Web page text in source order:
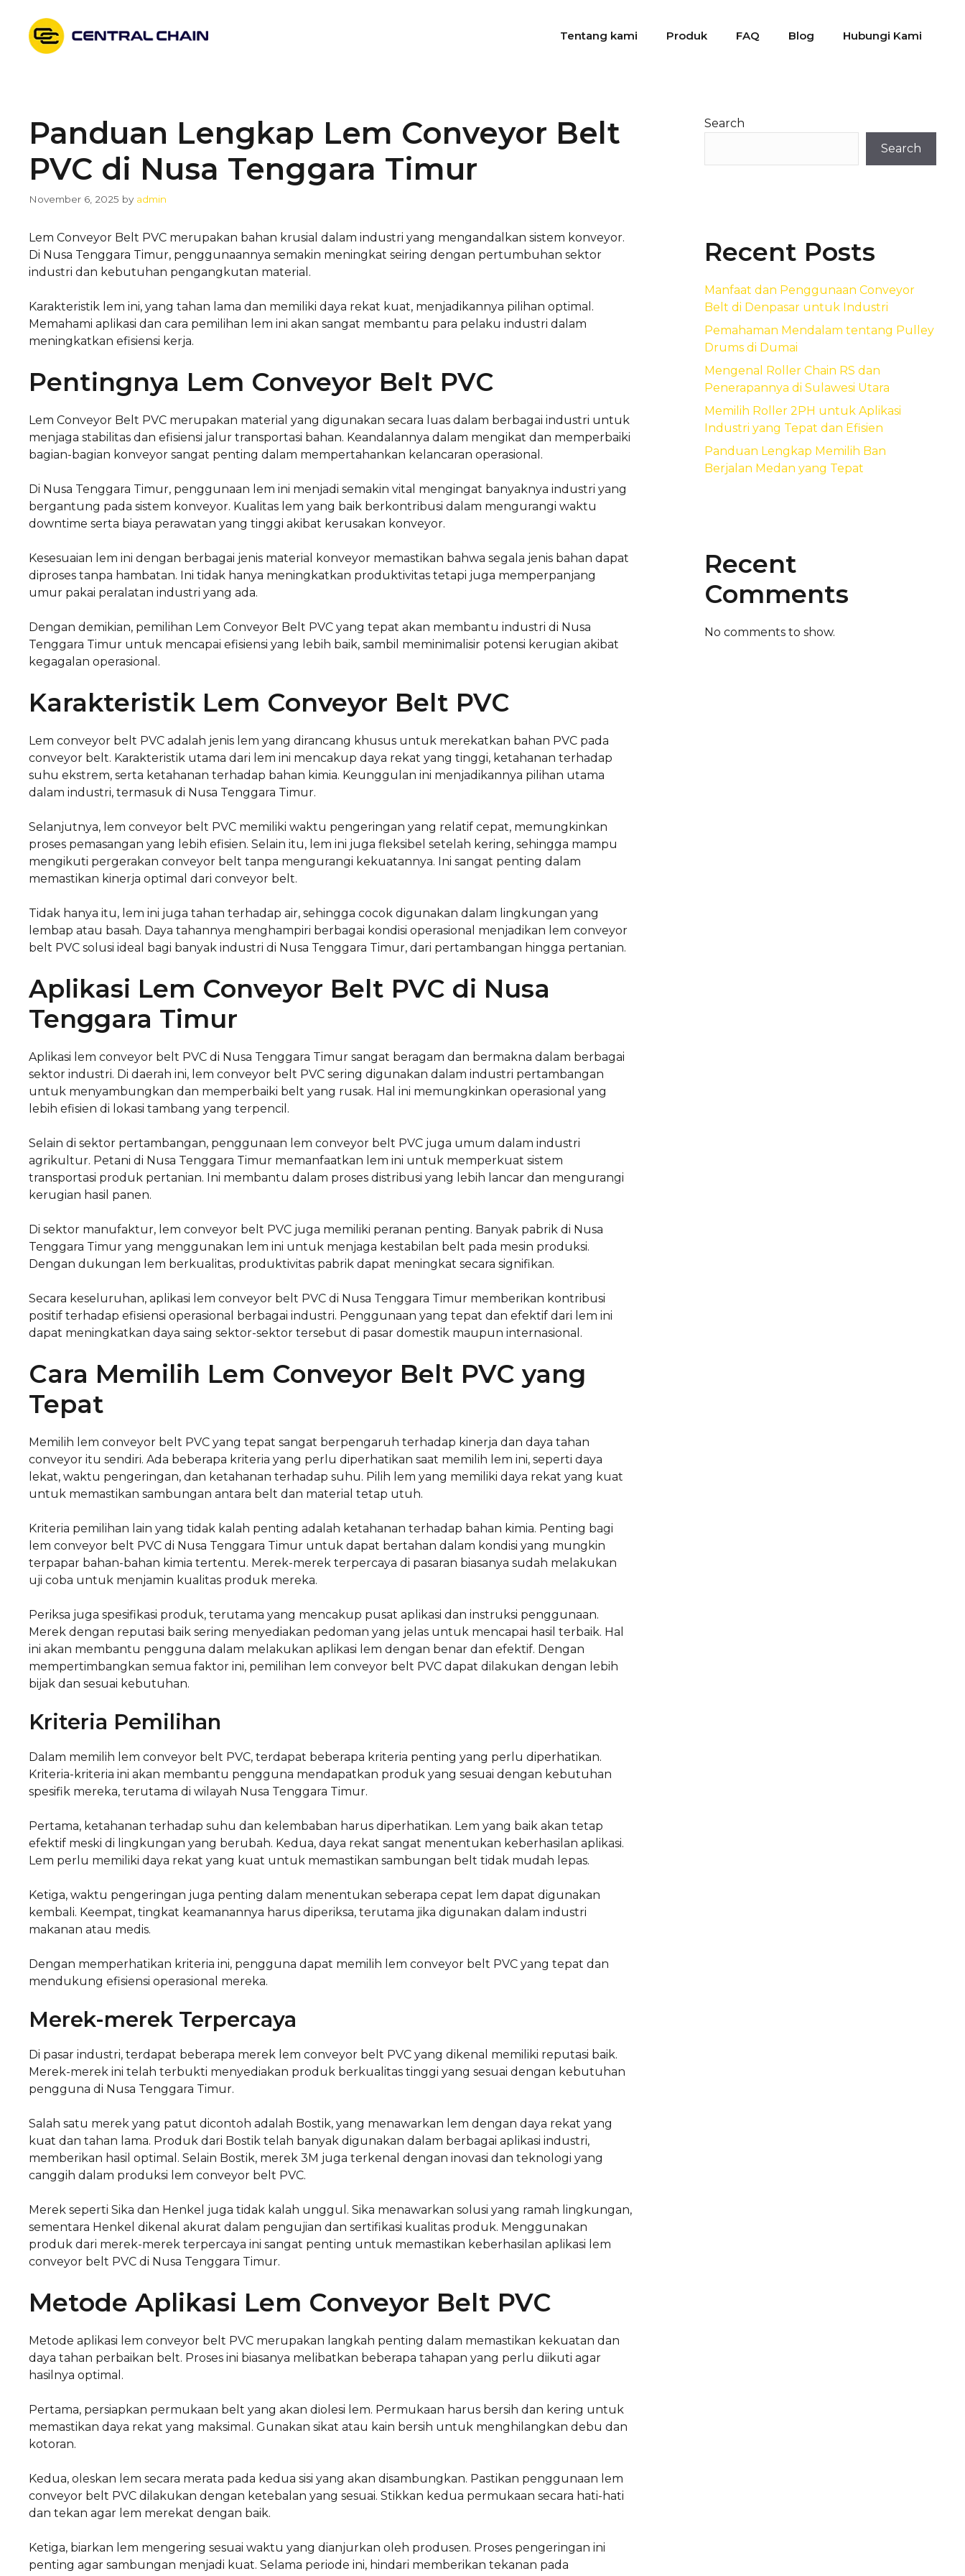
content
Tentang kami Produk FAQ Blog Hubungi Kami
Panduan Lengkap Lem Conveyor Belt
PVC di Nusa Tenggara Timur
November 6, 2025 by admin
Lem Conveyor Belt PVC merupakan bahan krusial dalam industri yang mengandalkan sistem konveyor.
Di Nusa Tenggara Timur, penggunaannya semakin meningkat seiring dengan pertumbuhan sektor
industri dan kebutuhan pengangkutan material.
Karakteristik lem ini, yang tahan lama dan memiliki daya rekat kuat, menjadikannya pilihan optimal.
Memahami aplikasi dan cara pemilihan lem ini akan sangat membantu para pelaku industri dalam
meningkatkan efisiensi kerja.
Pentingnya Lem Conveyor Belt PVC
Lem Conveyor Belt PVC merupakan material yang digunakan secara luas dalam berbagai industri untuk
menjaga stabilitas dan efisiensi jalur transportasi bahan. Keandalannya dalam mengikat dan memperbaiki
bagian-bagian konveyor sangat penting dalam mempertahankan kelancaran operasional.
Di Nusa Tenggara Timur, penggunaan lem ini menjadi semakin vital mengingat banyaknya industri yang
bergantung pada sistem konveyor. Kualitas lem yang baik berkontribusi dalam mengurangi waktu
downtime serta biaya perawatan yang tinggi akibat kerusakan konveyor.
Kesesuaian lem ini dengan berbagai jenis material konveyor memastikan bahwa segala jenis bahan dapat
diproses tanpa hambatan. Ini tidak hanya meningkatkan produktivitas tetapi juga memperpanjang
umur pakai peralatan industri yang ada.
Dengan demikian, pemilihan Lem Conveyor Belt PVC yang tepat akan membantu industri di Nusa
Tenggara Timur untuk mencapai efisiensi yang lebih baik, sambil meminimalisir potensi kerugian akibat
kegagalan operasional.
Karakteristik Lem Conveyor Belt PVC
Lem conveyor belt PVC adalah jenis lem yang dirancang khusus untuk merekatkan bahan PVC pada
conveyor belt. Karakteristik utama dari lem ini mencakup daya rekat yang tinggi, ketahanan terhadap
suhu ekstrem, serta ketahanan terhadap bahan kimia. Keunggulan ini menjadikannya pilihan utama
dalam industri, termasuk di Nusa Tenggara Timur.
Selanjutnya, lem conveyor belt PVC memiliki waktu pengeringan yang relatif cepat, memungkinkan
proses pemasangan yang lebih efisien. Selain itu, lem ini juga fleksibel setelah kering, sehingga mampu
mengikuti pergerakan conveyor belt tanpa mengurangi kekuatannya. Ini sangat penting dalam
memastikan kinerja optimal dari conveyor belt.
Tidak hanya itu, lem ini juga tahan terhadap air, sehingga cocok digunakan dalam lingkungan yang
lembap atau basah. Daya tahannya menghampiri berbagai kondisi operasional menjadikan lem conveyor
belt PVC solusi ideal bagi banyak industri di Nusa Tenggara Timur, dari pertambangan hingga pertanian.
Aplikasi Lem Conveyor Belt PVC di Nusa
Tenggara Timur
Aplikasi lem conveyor belt PVC di Nusa Tenggara Timur sangat beragam dan bermakna dalam berbagai
sektor industri. Di daerah ini, lem conveyor belt PVC sering digunakan dalam industri pertambangan
untuk menyambungkan dan memperbaiki belt yang rusak. Hal ini memungkinkan operasional yang
lebih efisien di lokasi tambang yang terpencil.
Selain di sektor pertambangan, penggunaan lem conveyor belt PVC juga umum dalam industri
agrikultur. Petani di Nusa Tenggara Timur memanfaatkan lem ini untuk memperkuat sistem
transportasi produk pertanian. Ini membantu dalam proses distribusi yang lebih lancar dan mengurangi
kerugian hasil panen.
Di sektor manufaktur, lem conveyor belt PVC juga memiliki peranan penting. Banyak pabrik di Nusa
Tenggara Timur yang menggunakan lem ini untuk menjaga kestabilan belt pada mesin produksi.
Dengan dukungan lem berkualitas, produktivitas pabrik dapat meningkat secara signifikan.
Secara keseluruhan, aplikasi lem conveyor belt PVC di Nusa Tenggara Timur memberikan kontribusi
positif terhadap efisiensi operasional berbagai industri. Penggunaan yang tepat dan efektif dari lem ini
dapat meningkatkan daya saing sektor-sektor tersebut di pasar domestik maupun internasional.
Cara Memilih Lem Conveyor Belt PVC yang
Tepat
Memilih lem conveyor belt PVC yang tepat sangat berpengaruh terhadap kinerja dan daya tahan
conveyor itu sendiri. Ada beberapa kriteria yang perlu diperhatikan saat memilih lem ini, seperti daya
lekat, waktu pengeringan, dan ketahanan terhadap suhu. Pilih lem yang memiliki daya rekat yang kuat
untuk memastikan sambungan antara belt dan material tetap utuh.
Kriteria pemilihan lain yang tidak kalah penting adalah ketahanan terhadap bahan kimia. Penting bagi
lem conveyor belt PVC di Nusa Tenggara Timur untuk dapat bertahan dalam kondisi yang mungkin
terpapar bahan-bahan kimia tertentu. Merek-merek terpercaya di pasaran biasanya sudah melakukan
uji coba untuk menjamin kualitas produk mereka.
Periksa juga spesifikasi produk, terutama yang mencakup pusat aplikasi dan instruksi penggunaan.
Merek dengan reputasi baik sering menyediakan pedoman yang jelas untuk mencapai hasil terbaik. Hal
ini akan membantu pengguna dalam melakukan aplikasi lem dengan benar dan efektif. Dengan
mempertimbangkan semua faktor ini, pemilihan lem conveyor belt PVC dapat dilakukan dengan lebih
bijak dan sesuai kebutuhan.
Kriteria Pemilihan
Dalam memilih lem conveyor belt PVC, terdapat beberapa kriteria penting yang perlu diperhatikan.
Kriteria-kriteria ini akan membantu pengguna mendapatkan produk yang sesuai dengan kebutuhan
spesifik mereka, terutama di wilayah Nusa Tenggara Timur.
Pertama, ketahanan terhadap suhu dan kelembaban harus diperhatikan. Lem yang baik akan tetap
efektif meski di lingkungan yang berubah. Kedua, daya rekat sangat menentukan keberhasilan aplikasi.
Lem perlu memiliki daya rekat yang kuat untuk memastikan sambungan belt tidak mudah lepas.
Ketiga, waktu pengeringan juga penting dalam menentukan seberapa cepat lem dapat digunakan
kembali. Keempat, tingkat keamanannya harus diperiksa, terutama jika digunakan dalam industri
makanan atau medis.
Dengan memperhatikan kriteria ini, pengguna dapat memilih lem conveyor belt PVC yang tepat dan
mendukung efisiensi operasional mereka.
Merek-merek Terpercaya
Di pasar industri, terdapat beberapa merek lem conveyor belt PVC yang dikenal memiliki reputasi baik.
Merek-merek ini telah terbukti menyediakan produk berkualitas tinggi yang sesuai dengan kebutuhan
pengguna di Nusa Tenggara Timur.
Salah satu merek yang patut dicontoh adalah Bostik, yang menawarkan lem dengan daya rekat yang
kuat dan tahan lama. Produk dari Bostik telah banyak digunakan dalam berbagai aplikasi industri,
memberikan hasil optimal. Selain Bostik, merek 3M juga terkenal dengan inovasi dan teknologi yang
canggih dalam produksi lem conveyor belt PVC.
Merek seperti Sika dan Henkel juga tidak kalah unggul. Sika menawarkan solusi yang ramah lingkungan,
sementara Henkel dikenal akurat dalam pengujian dan sertifikasi kualitas produk. Menggunakan
produk dari merek-merek terpercaya ini sangat penting untuk memastikan keberhasilan aplikasi lem
conveyor belt PVC di Nusa Tenggara Timur.
Metode Aplikasi Lem Conveyor Belt PVC
Metode aplikasi lem conveyor belt PVC merupakan langkah penting dalam memastikan kekuatan dan
daya tahan perbaikan belt. Proses ini biasanya melibatkan beberapa tahapan yang perlu diikuti agar
hasilnya optimal.
Pertama, persiapkan permukaan belt yang akan diolesi lem. Permukaan harus bersih dan kering untuk
memastikan daya rekat yang maksimal. Gunakan sikat atau kain bersih untuk menghilangkan debu dan
kotoran.
Kedua, oleskan lem secara merata pada kedua sisi yang akan disambungkan. Pastikan penggunaan lem
conveyor belt PVC dilakukan dengan ketebalan yang sesuai. Stikkan kedua permukaan secara hati-hati
dan tekan agar lem merekat dengan baik.
Ketiga, biarkan lem mengering sesuai waktu yang dianjurkan oleh produsen. Proses pengeringan ini
penting agar sambungan menjadi kuat. Selama periode ini, hindari memberikan tekanan pada
Search
Search
Recent Posts
Manfaat dan Penggunaan Conveyor
Belt di Denpasar untuk Industri
Pemahaman Mendalam tentang Pulley
Drums di Dumai
Mengenal Roller Chain RS dan
Penerapannya di Sulawesi Utara
Memilih Roller 2PH untuk Aplikasi
Industri yang Tepat dan Efisien
Panduan Lengkap Memilih Ban
Berjalan Medan yang Tepat
Recent
Comments
No comments to show.